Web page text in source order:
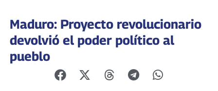
Maduro: Proyecto revolucionario
devolvió el poder político al
pueblo